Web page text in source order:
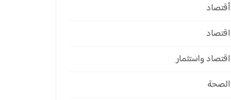
أقتصاد
اقتصاد
اقتصاد واستثمار
الصحة